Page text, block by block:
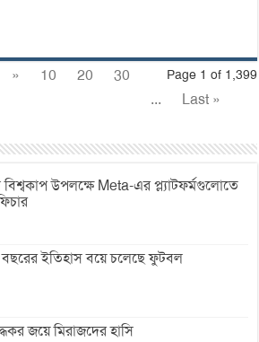
Page 1 of 1,399
» 10 20
30
...
Last »
উপলক্ষে Meta-এর প্ল্যাটফর্মগুলোতে
বছরের ইতিহাস বয়ে চলেছে ফুটবল
জয়ে মিরাজদের হাসি